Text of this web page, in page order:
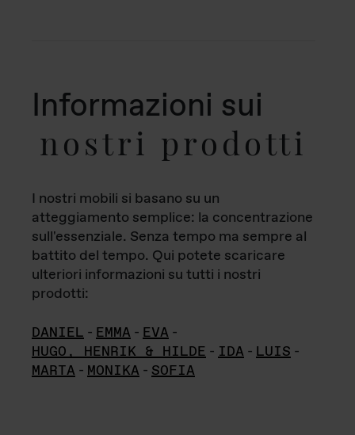
Informazioni sui
nostri prodotti
I nostri mobili si basano su un
atteggiamento semplice: la concentrazione
sull'essenziale. Senza tempo ma sempre al
battito del tempo. Qui potete scaricare
ulteriori informazioni su tutti i nostri
prodotti:
DANIEL - EMMA - EVA -
HUGO, HENRIK & HILDE - IDA - LUIS -
MARTA - MONIKA - SOFIA